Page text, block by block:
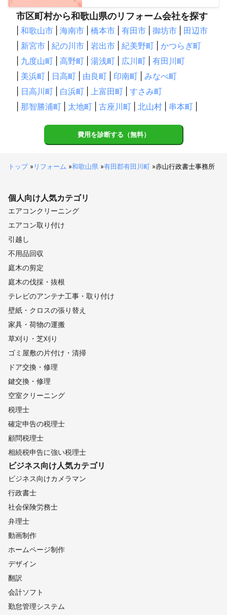
市区町村から和歌山県のリフォーム会社を探す
和歌山市 海南市 橋本市 有田市 御坊市
田辺市
新宮市 紀の川市 岩出市 紀美野町
かつらぎ町
九度山町 高野町 湯浅町 広川町
有田川町
美浜町 日高町 由良町 印南町
みなべ町
日高川町 白浜町 上富田町
すさみ町
那智勝浦町 太地町 古座川町 北山村 串本町
費用を診断する（無料）
トップ» リフォーム »和歌山県 »有田郡有田川町 »赤山行政書士事務所
個人向け人気カテゴリ
エアコンクリーニング
エアコン取り付け
引越し
不用品回収
庭木の剪定
庭木の伐採・抜根
テレビのアンテナ工事・取り付け
壁紙・クロスの張り替え
家具・荷物の運搬
草刈り・芝刈り
ゴミ屋敷の片付け・清掃
ドア交換・修理
鍵交換・修理
空室クリーニング
税理士
確定申告の税理士
顧問税理士
相続税申告に強い税理士
ビジネス向け人気カテゴリ
ビジネス向けカメラマン
行政書士
社会保険労務士
弁理士
動画制作
ホームページ制作
デザイン
翻訳
会計ソフト
勤怠管理システム